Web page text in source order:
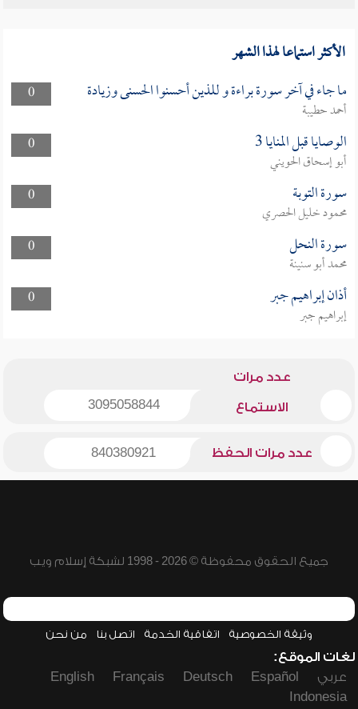
الأكثر استماعا لهذا الشهر
0 ما جاء في آخر سورة براءة و للذين أحسنوا الحسنى وزيادة
أحمد حطيبة
0
الوصايا قبل المنايا 3
أبو إسحاق الحويني
0
سورة التوبة
محمود خليل الحصري
0
سورة النحل
محمد أبو سنينة
0
أذان إبراهيم جبر
إبراهيم جبر
عدد مرات
الاستماع 3095058844
عدد مرات الحفظ 840380921
جميع الحقوق محفوظة © 2026 - 1998 لشبكة إسلام ويب
وثيقة الخصوصية اتفاقية الخدمة اتصل بنا من نحن
لغات الموقع:
عربي
Español
Deutsch
Français
English
Indonesia